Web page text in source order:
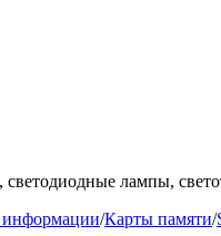
лампы,
/Карты памяти/